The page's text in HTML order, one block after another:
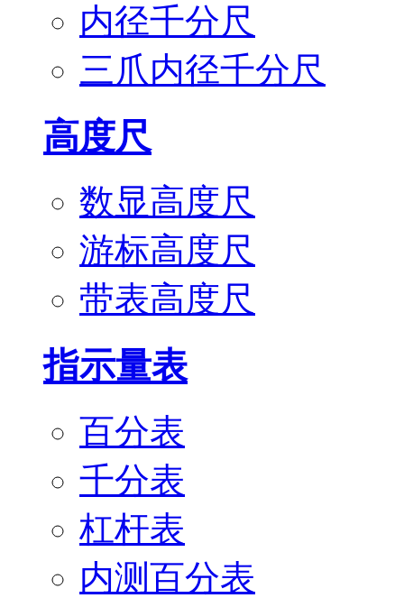
内径千分尺
三爪内径千分尺
高度尺
数显高度尺
游标高度尺
带表高度尺
指示量表
百分表
千分表
杠杆表
内测百分表